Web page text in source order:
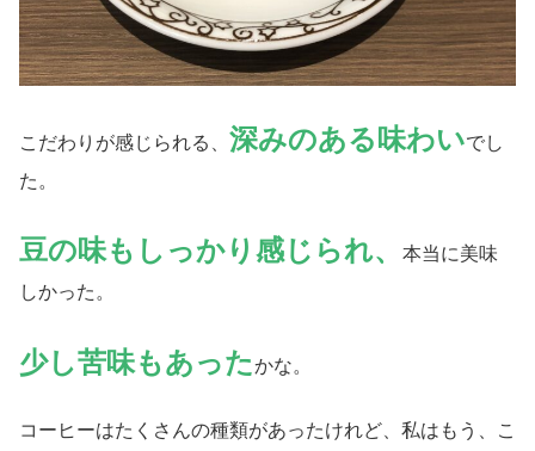
こだわりが感じられる、 深みのある味わいでし
た。
豆の味もしっかり感じられ、
本当に美味
しかった。
少し苦味もあったかな。
コーヒーはたくさんの種類があったけれど、私はもう、こ